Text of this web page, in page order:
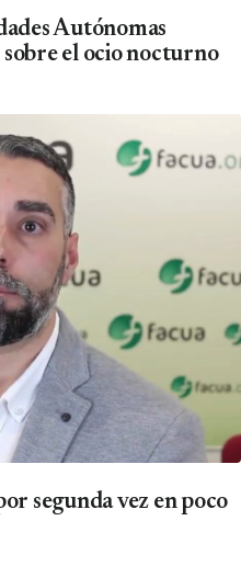
Autónomas
el ocio nocturno
segunda vez en poco